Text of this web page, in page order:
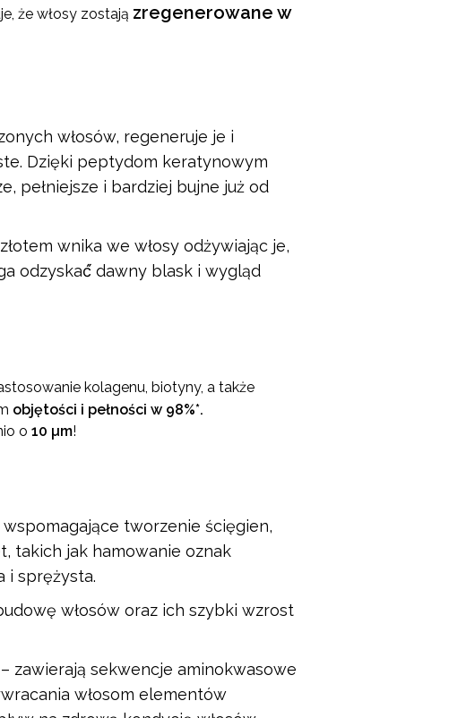
że włosy zostają zregenerowane w
włosów, regeneruje je i
Dzięki peptydom keratynowym
pełniejsze i bardziej bujne już od
wnika we włosy odżywiając je,
odzyskać́ dawny blask i wygląd
kolagenu, biotyny, a także
objętości i pełności w 98%*.
o 10 µm!
tworzenie ścięgien,
takich jak hamowanie oznak
i sprężysta.
włosów oraz ich szybki wzrost
– zawierają sekwencje aminokwasowe
włosom elementów